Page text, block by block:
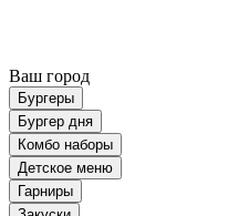
Ваш город
Бургеры
Бургер дня
Комбо наборы
Детское меню
Гарниры